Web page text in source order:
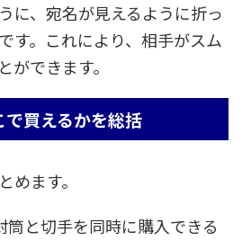
に、宛名が見えるように折っ
す。これにより、相手がスム
ができます。
買えるかを総括
めます。
と切手を同時に購入できる